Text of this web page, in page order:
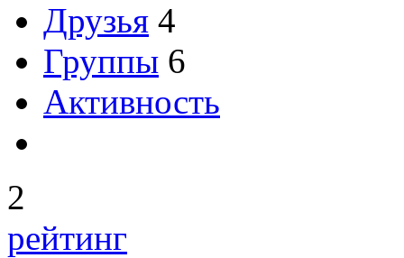
Друзья 4
Группы 6
Активность
2
рейтинг